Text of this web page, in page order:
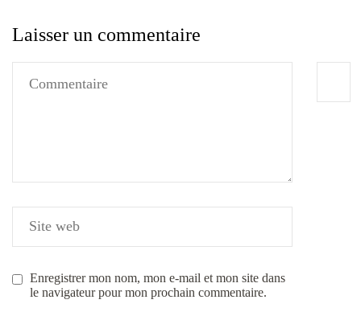
Laisser un commentaire
Enregistrer mon nom, mon e-mail et mon site dans
le navigateur pour mon prochain commentaire.